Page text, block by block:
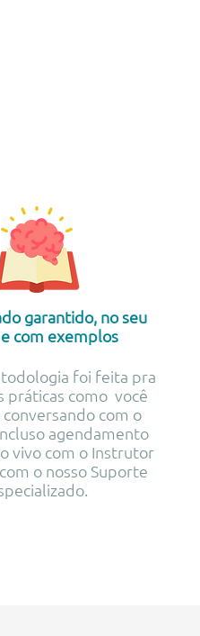
garantido, no seu
com exemplos
foi feita pra
práticas como você
com o
agendamento
vivo com o Instrutor
o nosso Suporte